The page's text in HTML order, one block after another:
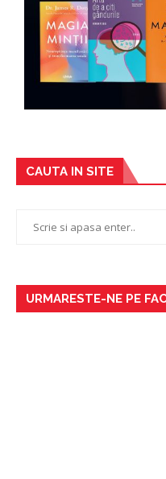
CAUTA IN SITE
URMARESTE-NE PE